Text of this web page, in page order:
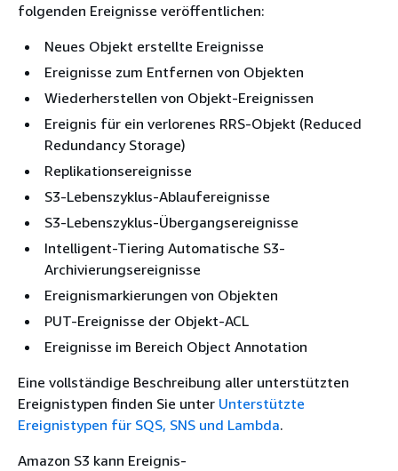
folgenden Ereignisse veröffentlichen:
Neues Objekt erstellte Ereignisse
Ereignisse zum Entfernen von Objekten
Wiederherstellen von Objekt-Ereignissen
Ereignis für ein verlorenes RRS-Objekt (Reduced
Redundancy Storage)
Replikationsereignisse
S3-Lebenszyklus-Ablaufereignisse
S3-Lebenszyklus-Übergangsereignisse
Intelligent-Tiering Automatische S3-
Archivierungsereignisse
Ereignismarkierungen von Objekten
PUT-Ereignisse der Objekt-ACL
Ereignisse im Bereich Object Annotation
Eine vollständige Beschreibung aller unterstützten
Ereignistypen finden Sie unter Unterstützte
Ereignistypen für SQS, SNS und Lambda.
Amazon S3 kann Ereignis-